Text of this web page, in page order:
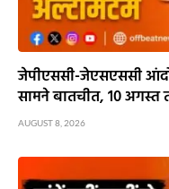
जेपीएससी-जेएसएससी
सामने बातचीत, 10
AUGUST 8, 2026